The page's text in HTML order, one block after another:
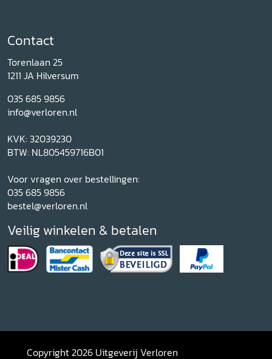
Contact
Torenlaan 25
1211 JA Hilversum
035 685 9856
info@verloren.nl
KVK: 32039230
BTW: NL805459716B01
Voor vragen over bestellingen:
035 685 9856
bestel@verloren.nl
Veilig winkelen & betalen
Copyright 2026 Uitgeverij Verloren